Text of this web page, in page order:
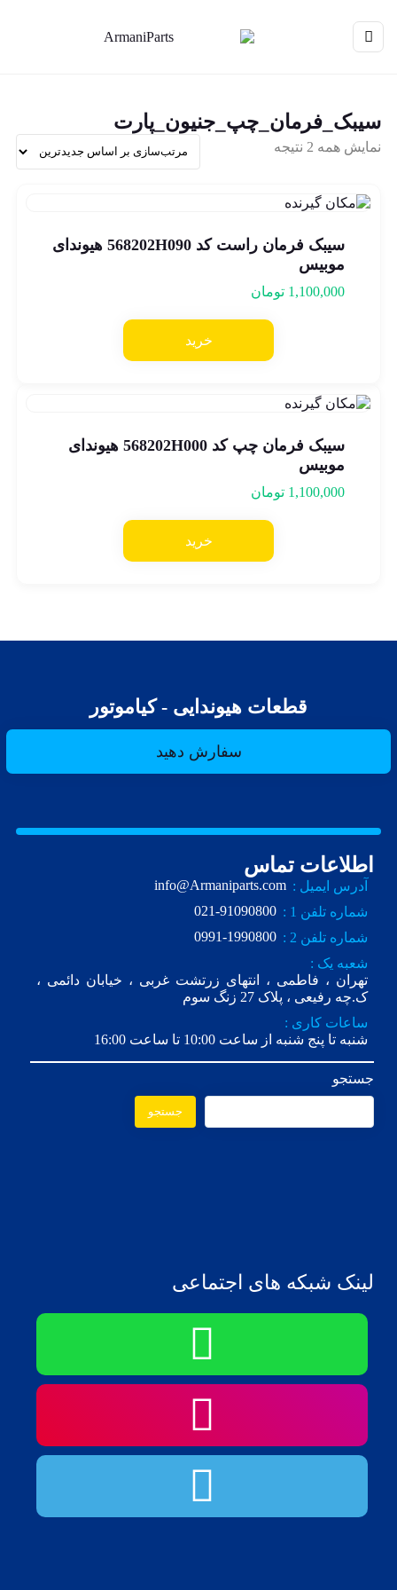
سیبک_فرمان_چپ_جنیون_پارت
نمایش همه 2 نتیجه
سیبک فرمان راست کد 568202H090 هیوندای
موبیس
1,100,000 تومان
خرید
سیبک فرمان چپ کد 568202H000 هیوندای
موبیس
1,100,000 تومان
خرید
قطعات هیوندایی - کیاموتور
سفارش دهید
اطلاعات تماس
آدرس ایمیل : info@Armaniparts.com
شماره تلفن 1 :
021-91090800
شماره تلفن 2 :
0991-1990800
شعبه یک :
تهران ، فاطمی ، انتهای زرتشت غربی ، خیابان دائمی ،
ک.چه رفیعی ، پلاک 27 زنگ سوم
ساعات کاری :
شنبه تا پنج شنبه از ساعت 10:00 تا ساعت 16:00
جستجو
جستجو
لینک شبکه های اجتماعی